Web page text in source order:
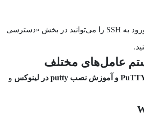
اطلاعات ورود به SSH را می‌توانید در بخش «دسترسی
و